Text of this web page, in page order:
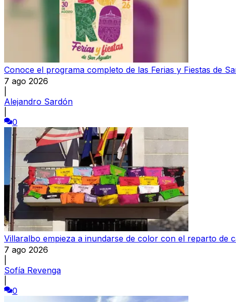
Conoce el programa completo de las Ferias y Fiestas de
7 ago 2026
Alejandro Sardón
0
Villaralbo empieza a inundarse de color con el reparto de
7 ago 2026
Sofía Revenga
0